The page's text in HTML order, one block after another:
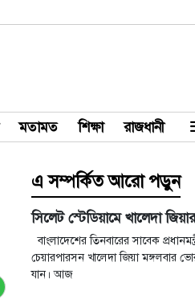
মতামত শিক্ষা রাজধানী
এ সম্পর্কিত আরো পড়ুন
সিলেট স্টেডিয়ামে খালেদা
বাংলাদেশের তিনবারের সাবেক
চেয়ারপারসন খালেদা জিয়া মঙ্গলবার
যান। আজ